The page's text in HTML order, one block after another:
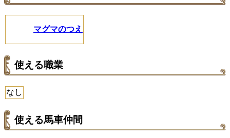
マグマのつえ
使える職業
なし
使える馬車仲間